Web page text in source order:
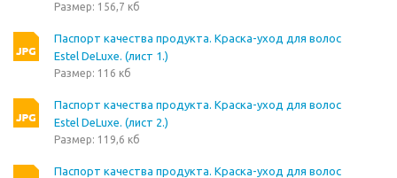
Размер: 156,7 кб
Паспорт качества продукта. Краска-уход для волос
Estel DeLuxe. (лист 1.)
Размер: 116 кб
Паспорт качества продукта. Краска-уход для волос
Estel DeLuxe. (лист 2.)
Размер: 119,6 кб
Паспорт качества продукта. Краска-уход для волос